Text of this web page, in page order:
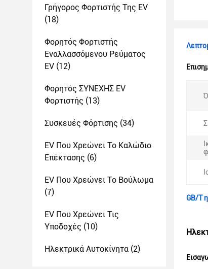
Γρήγορος Φορτιστής Της EV
(18)
Φορητός Φορτιστής
Εναλλασσόμενου Ρεύματος
EV (12)
Φορητός ΣΥΝΕΧΗΣ EV
Φορτιστής (13)
Συσκευές Φόρτισης (34)
EV Που Χρεώνει Το Καλώδιο
Επέκτασης (6)
EV Που Χρεώνει Το Βούλωμα
(7)
EV Που Χρεώνει Τις
Υποδοχές (10)
Ηλεκτρικά Αυτοκίνητα (2)
GB/T